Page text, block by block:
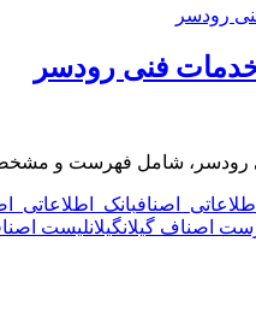
فنی رودسر
رودسر، شامل فهرست و
اصنافبانک
اصناف گیلانگیلانلیست